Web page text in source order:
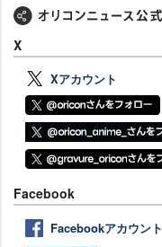
X
Xアカウント
Facebook
Facebookアカウント